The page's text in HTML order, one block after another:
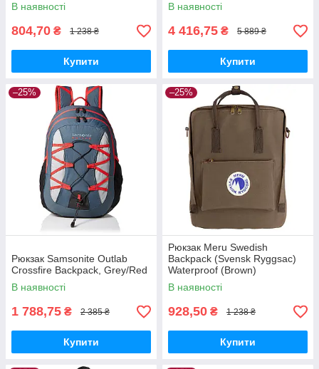
В наявності
804,70 ₴ 1 238 ₴
Купити
В наявності
4 416,75 ₴ 5 889 ₴
Купити
–25%
Рюкзак Samsonite Outlab
Crossfire Backpack, Grey/Red
В наявності
1 788,75 ₴ 2 385 ₴
Купити
–25%
Рюкзак Meru Swedish
Backpack (Svensk Ryggsac)
Waterproof (Brown)
В наявності
928,50 ₴ 1 238 ₴
Купити